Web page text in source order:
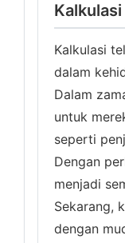
Kalkulasi
Kalkulasi
dalam
Dalam
untuk
seperti
Dengan
menjadi
Sekarang,
dengan